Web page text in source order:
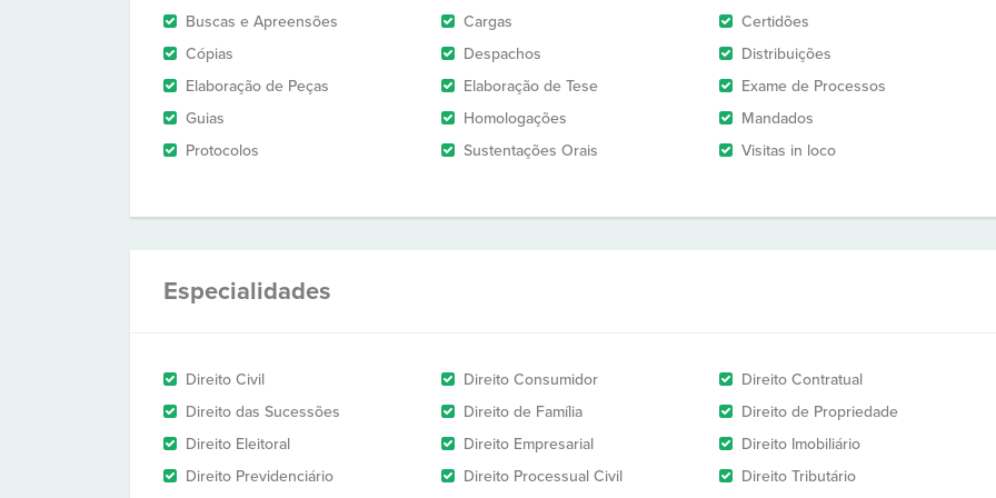
Buscas e Apreensões
Cargas
Certidões
Cópias
Despachos
Distribuições
Elaboração de Peças
Elaboração de Tese
Exame de Processos
Guias
Homologações
Mandados
Protocolos
Sustentações Orais Visitas in loco
Especialidades
Direito Civil Direito Consumidor
Direito Contratual
Direito das Sucessões
Direito de Família
Direito de Propriedade
Direito Eleitoral
Direito Empresarial
Direito Imobiliário
Direito Previdenciário
Direito Processual Civil Direito Tributário